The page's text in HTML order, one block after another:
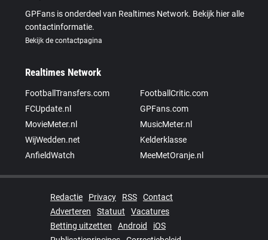
GPFans is onderdeel van Realtimes Network. Bekijk hier alle
contactinformatie.
Bekijk de contactpagina
Realtimes Network
FootballTransfers.com
FootballCritic.com
FCUpdate.nl
GPFans.com
MovieMeter.nl
MusicMeter.nl
WijWedden.net
Kelderklasse
AnfieldWatch
MeeMetOranje.nl
Redactie Privacy RSS
Contact
Adverteren
Statuut
Vacatures
Betting uitzetten
Android
iOS